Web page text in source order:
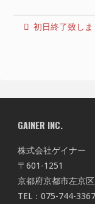
初日終了致しま
GAINER INC.
株式会社ゲイナー
〒601-1251
京都府京都市左京
TEL：075-744-3367